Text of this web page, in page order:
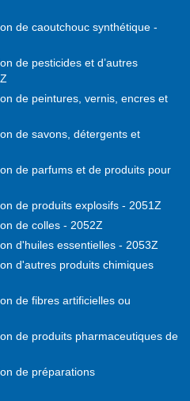
de caoutchouc synthétique -
de pesticides et d’autres
de peintures, vernis, encres et
de savons, détergents et
de parfums et de produits pour
de produits explosifs - 2051Z
de colles - 2052Z
d'huiles essentielles - 2053Z
d'autres produits chimiques
de fibres artificielles ou
de produits pharmaceutiques de
de préparations